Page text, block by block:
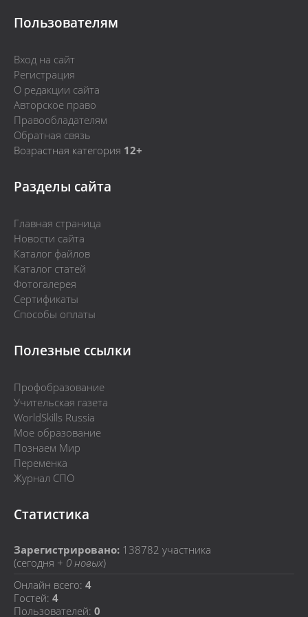
Пользователям
Вход на сайт
Регистрация
О редакции сайта
Авторское право
Правообладателям
Обратная связь
Возрастная категория 12+
Разделы сайта
Главная страница
Новости сайта
Каталог файлов
Каталог статей
Фотогалерея
Сертификаты
Способы оплаты
Полезные ссылки
Профобразование
Учительская газета
WorldSkills Russia
Мое образование
Познаем Мир
Переменка
Журнал СПО
Статистика
Зарегистрировано: 138782 участника
(сегодня + 0 новых)
Онлайн всего: 4
Гостей: 4
Пользователей: 0